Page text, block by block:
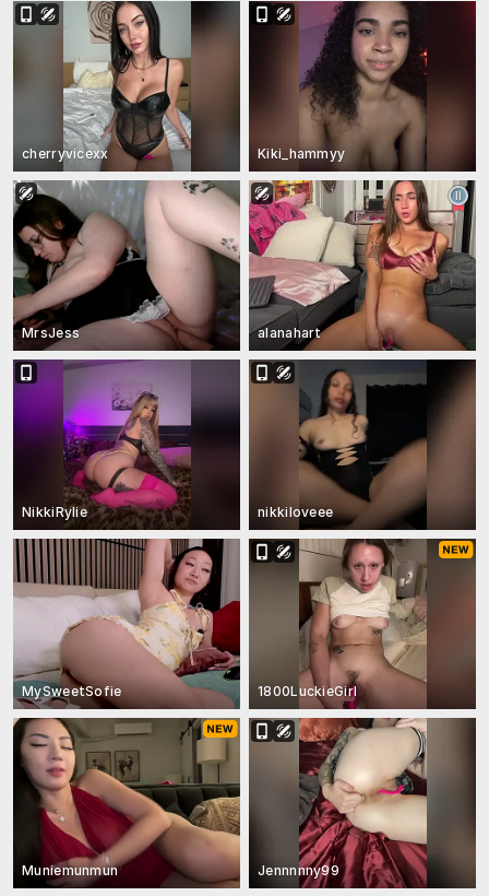
cherryvicexx Kiki_hammyy
MrsJess alanahart
NikkiRylie nikkiloveee
MySweetSofie 1800LuckieGirl
Muniemunmun Jennnnny99